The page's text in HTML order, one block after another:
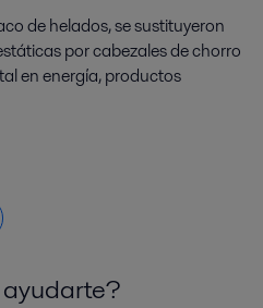
de helados, se sustituyeron
por cabezales de chorro
en energía, productos